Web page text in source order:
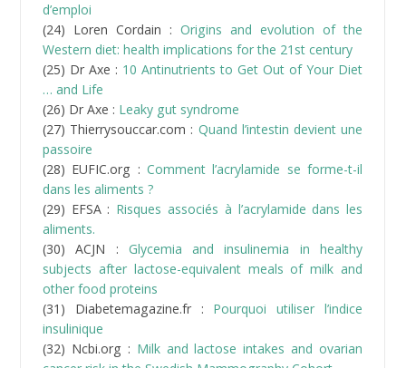
with Prostate Cancer-Specific Mortality among U.S.
Male Physicians
(34) Ncbi.org :Simultaneous determination of 20
pharmacologically active substances in cow’s milk by
gas chromatography-mass spectrometry.
Pour aller plus loin :
– John Yudkin sur le danger du sucre raffiné :
white and deadly
– Thierry Souccar :Lait, mensonges et propagande